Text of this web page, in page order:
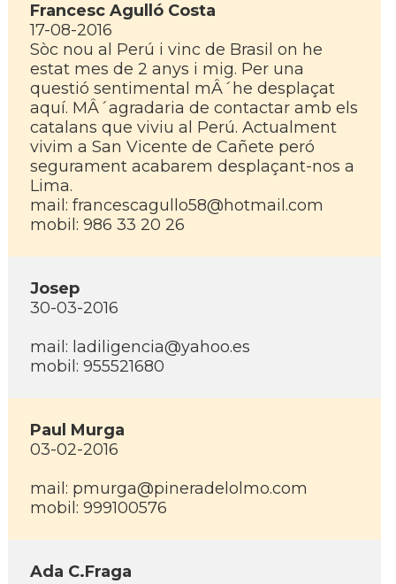
Francesc Agulló Costa
17-08-2016
Sòc nou al Perú i vinc de Brasil on he
estat mes de 2 anys i mig. Per una
questió sentimental mÂ´he desplaçat
aquí­. MÂ´agradaria de contactar amb els
catalans que viviu al Perú. Actualment
vivim a San Vicente de Cañete peró
segurament acabarem desplaçant-nos a
Lima.
mail: francescagullo58@hotmail.com
mobil: 986 33 20 26
Josep
30-03-2016
mail: ladiligencia@yahoo.es
mobil: 955521680
Paul Murga
03-02-2016
mail: pmurga@pineradelolmo.com
mobil: 999100576
Ada C.Fraga